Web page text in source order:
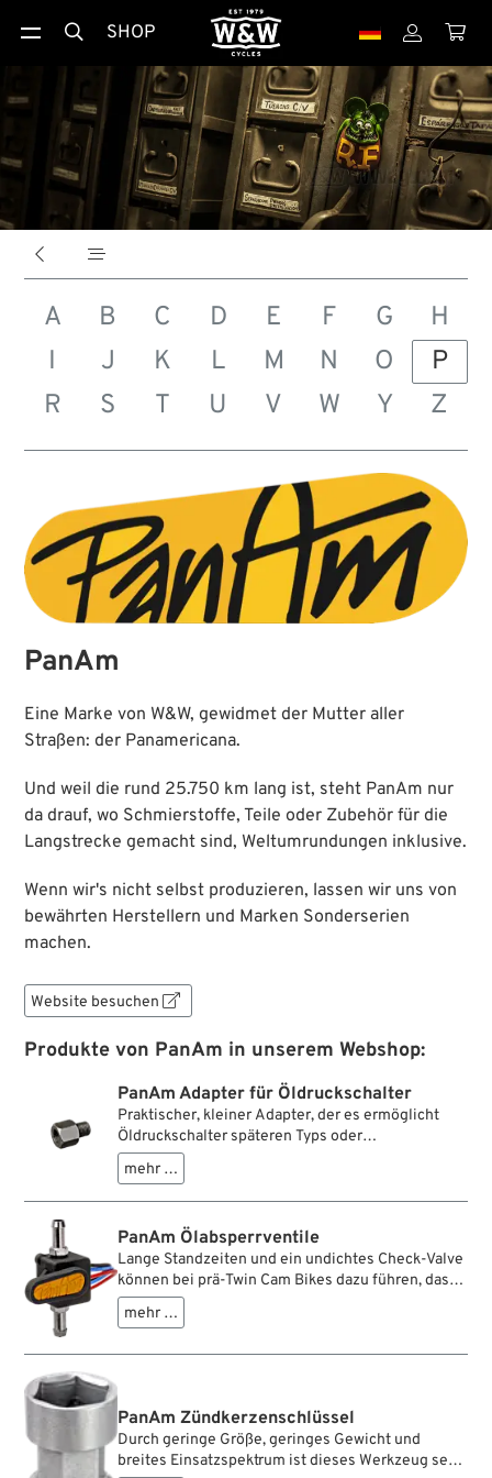
 SHOP  
 
A B C D E F G
H
I
J K L M N O
P
R
S T U V W Y Z
PanAm
Eine Marke von W&W, gewidmet der Mutter aller
Straßen: der Panamericana.
Und weil die rund 25.750 km lang ist, steht PanAm nur
da drauf, wo Schmierstoffe, Teile oder Zubehör für die
Langstrecke gemacht sind, Weltumrundungen inklusive.
Wenn wir's nicht selbst produzieren, lassen wir uns von
bewährten Herstellern und Marken Sonderserien
machen.
Website besuchen 
Produkte von PanAm in unserem Webshop:
PanAm Adapter für Öldruckschalter
Praktischer, kleiner Adapter, der es ermöglicht
Öldruckschalter späteren Typs oder
Öldruckmessinstrumente an frühe Ölpumpen und
Steuerdeckel zu montieren.
mehr …
PanAm Ölabsperrventile
Lange Standzeiten und ein undichtes Check-Valve
können bei prä-Twin Cam Bikes dazu führen, dass
Öl vom Öltank ins Kurbelgehäuse läuft und dieses
füllt, was bei Wiederinbetriebnahme eine
Abklemmen der Ölzufuhrleitung oder der Einbau
eines handbetätigten Ventils verhindert dies, birgt
jedoch die Gefahr, dass man vergisst, die Ölzufuhr
vor dem Starten wieder zu öffnen. Die Folge ist ein
mehr …
PanAm Zündkerzenschlüssel
Durch geringe Größe, geringes Gewicht und
breites Einsatzspektrum ist dieses Werkzeug sehr